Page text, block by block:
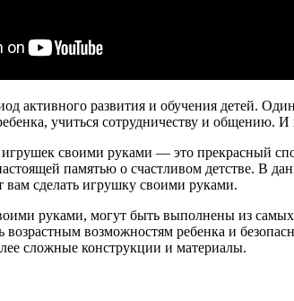
активного развития и обучения детей.
учиться сотрудничеству и общению.
своими руками — это прекрасный
памятью о счастливом детстве. В
вам сделать игрушку своими руками.
руками, могут быть выполнены из
возрастным возможностям ребенка и
сложные конструкции и материалы.